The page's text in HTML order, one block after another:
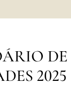
DE
2025